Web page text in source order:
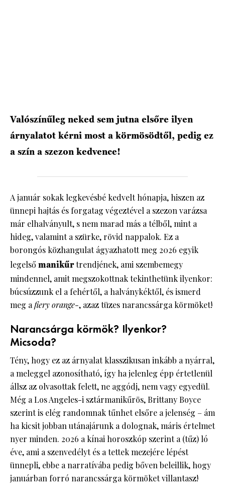
Valószínűleg neked sem jutna elsőre ilyen
árnyalatot kérni most a körmösödtől, pedig ez
a szín a szezon kedvence!
A január sokak legkevésbé kedvelt hónapja, hiszen az
ünnepi hajtás és forgatag végeztével a szezon varázsa
már elhalványult, s nem marad más a télből, mint a
hideg, valamint a szürke, rövid nappalok. Ez a
borongós közhangulat ágyazhatott meg 2026 egyik
legelső manikűrtrendjének, ami szembemegy
mindennel, amit megszokottnak tekinthetünk ilyenkor:
búcsúzzunk el a fehértől, a halványkéktől, és ismerd
meg afiery orange-, azaz tüzes narancssárga körmöket!
Narancsárga körmök? Ilyenkor?
Micsoda?
Tény, hogy ez az árnyalat klasszikusan inkább a nyárral,
a meleggel azonosítható, így ha jelenleg épp értetlenül
állsz az olvasottak felett, ne aggódj, nem vagy egyedül.
Még a Los Angeles-i sztármanikűrös, Brittany Boyce
szerint is elég randomnak tűnhet elsőre a jelenség – ám
ha kicsit jobban utánajárunk a dolognak, máris értelmet
nyer minden. 2026 a kínai horoszkóp szerint a (tűz) ló
éve, ami a szenvedélyt és a tettek mezejére lépést
ünnepli, ebbe a narratívába pedig bőven beleillik, hogy
januárban forró narancssárga körmöket villantasz!